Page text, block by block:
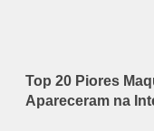
Top 20 Piores
Apareceram na